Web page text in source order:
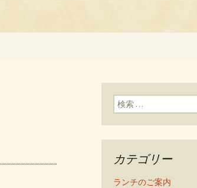
検索:
カテゴリー
ランチのご案内